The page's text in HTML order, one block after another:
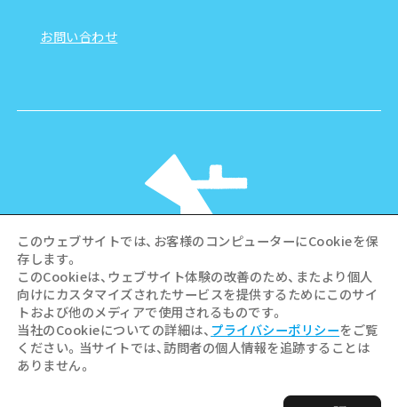
お問い合わせ
©Hiroshima Tourism Association /
Hiroshima Prefecture / Hiroshima City .
All rights reserved
このウェブサイトでは、お客様のコンピューターにCookieを保
存します。
このCookieは、ウェブサイト体験の改善のため、またより個人
向けにカスタマイズされたサービスを提供するためにこのサイ
トおよび他のメディアで使用されるものです。
当社のCookieについての詳細は、 プライバシーポリシーをご覧
ください。当サイトでは、訪問者の個人情報を追跡することは
ありません。